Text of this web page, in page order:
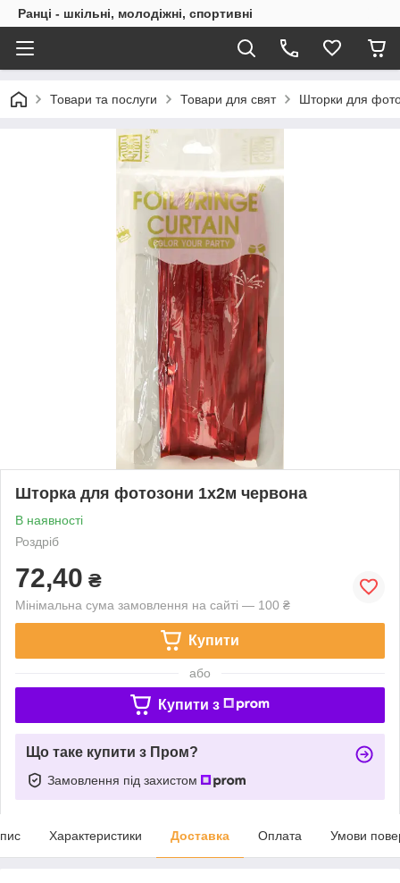
Ранці - шкільні, молодіжні, спортивні
Товари та послуги Товари для свят Шторки для
Шторка для фотозони 1х2м червона
В наявності
Роздріб
72,40 ₴
Мінімальна сума замовлення на сайті — 100 ₴
Купити
або
Купити з
Що таке купити з Пром?
Замовлення під захистом
Характеристики Доставка Оплата Умови